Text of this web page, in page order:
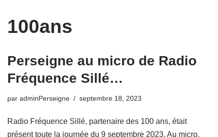
100ans
Perseigne au micro de Radio
Fréquence Sillé…
par adminPerseigne septembre 18, 2023
Radio Fréquence Sillé, partenaire des 100 ans, était
présent toute la journée du 9 septembre 2023. Au micro,